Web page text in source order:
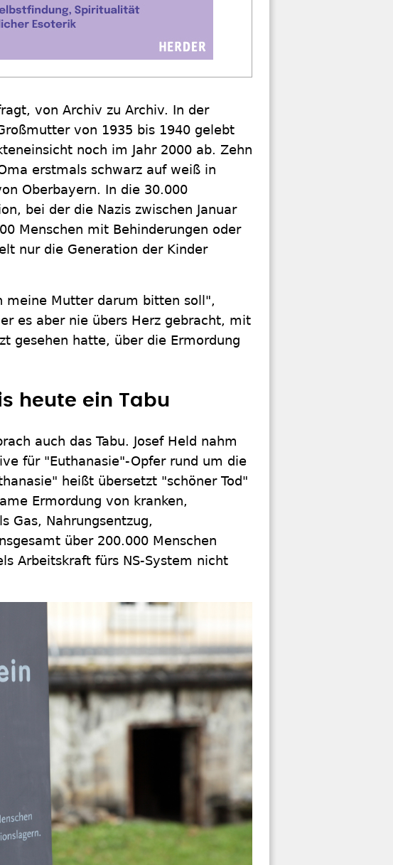
von Archiv zu Archiv. In der
von 1935 bis 1940 gelebt
noch im Jahr 2000 ab. Zehn
erstmals schwarz auf weiß in
Oberbayern. In die 30.000
bei der die Nazis zwischen Januar
Menschen mit Behinderungen oder
nur die Generation der Kinder
meine Mutter darum bitten soll",
es aber nie übers Herz gebracht, mit
gesehen hatte, über die Ermordung
heute ein Tabu
auch das Tabu. Josef Held nahm
für "Euthanasie"-Opfer rund um die
heißt übersetzt "schöner Tod"
Ermordung von kranken,
Gas, Nahrungsentzug,
über 200.000 Menschen
Arbeitskraft fürs NS-System nicht